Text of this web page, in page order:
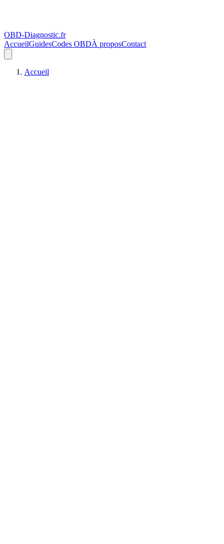
OBD-Diagnostic.fr
AccueilGuidesCodes OBDÀ proposContact
Accueil